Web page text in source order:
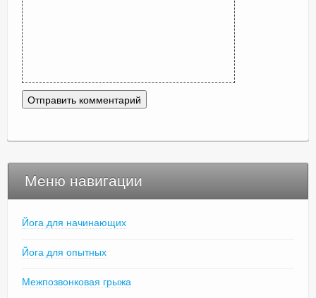
Меню навигации
Йога для начинающих
Йога для опытных
Межпозвонковая грыжа